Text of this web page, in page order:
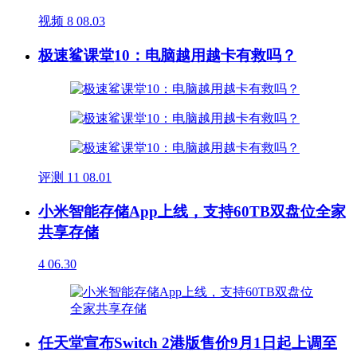
视频 8 08.03
极速鲨课堂10：电脑越用越卡有救吗？
评测 11 08.01
小米智能存储App上线，支持60TB双盘位全家
共享存储
4 06.30
任天堂宣布Switch 2港版售价9月1日起上调至